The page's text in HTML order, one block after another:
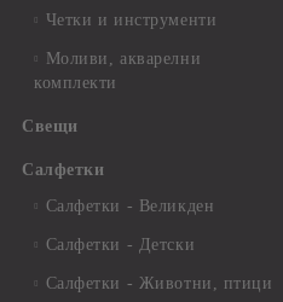
Четки и инструменти
Моливи, акварелни
комплекти
Свещи
Салфетки
Салфетки - Великден
Салфетки - Детски
Салфетки - Животни, птици